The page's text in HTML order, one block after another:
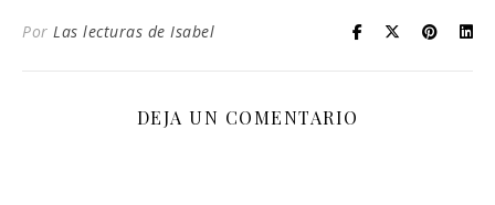
Por Las lecturas de Isabel
DEJA UN COMENTARIO